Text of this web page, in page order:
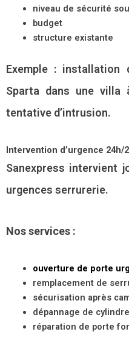
niveau de sécurité
budget
structure existante
Exemple : installation
Sparta dans une villa
tentative d’intrusion.
Intervention d’urgence 24h/
Sanexpress intervient
urgences serrurerie.
Nos services :
ouverture de porte
remplacement de
sécurisation après
dépannage de cylindre
réparation de porte